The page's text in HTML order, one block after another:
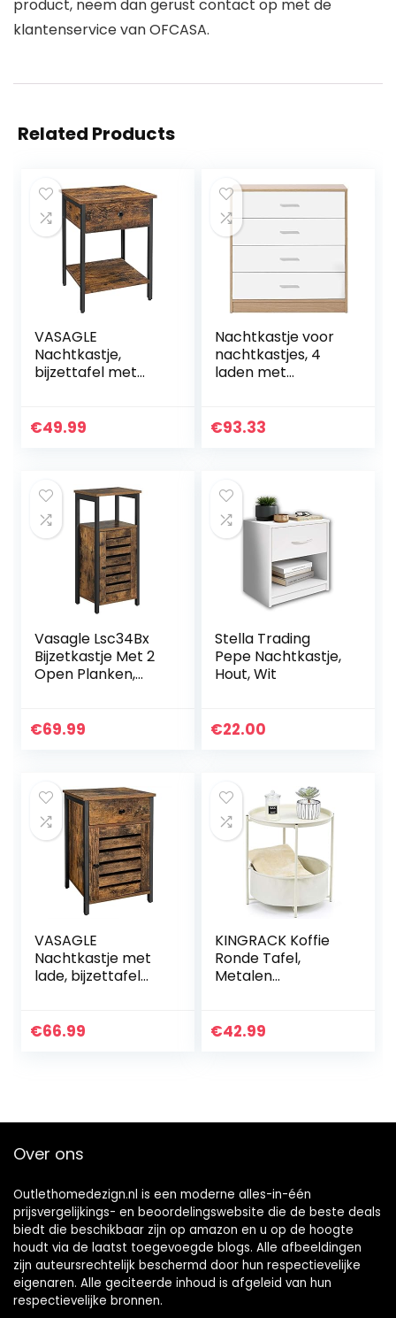
product, neem dan gerust contact op met de
klantenservice van OFCASA.
Related Products
VASAGLE
Nachtkastje,
bijzettafel met
woonkamer,
ontwerp…
€49.99
Nachtkastje voor
nachtkastjes, 4
laden met
lopers, unieke
€93.33
Vasagle Lsc34Bx
Bijzetkastje Met 2
Open Planken,
Woonkamer,
€69.99
Stella Trading
Pepe Nachtkastje,
Hout, Wit
€22.00
VASAGLE
Nachtkastje met
lade, bijzettafel
x 40 x 60 cm
€66.99
KINGRACK Koffie
Ronde Tafel,
Metalen
Nachtkastje met
€42.99
Over ons
Outlethomedezign.nl is een moderne alles-in-één
prijsvergelijkings- en beoordelingswebsite die de beste deals
biedt die beschikbaar zijn op amazon en u op de hoogte
houdt via de laatst toegevoegde blogs. Alle afbeeldingen
zijn auteursrechtelijk beschermd door hun respectievelijke
eigenaren. Alle geciteerde inhoud is afgeleid van hun
respectievelijke bronnen.